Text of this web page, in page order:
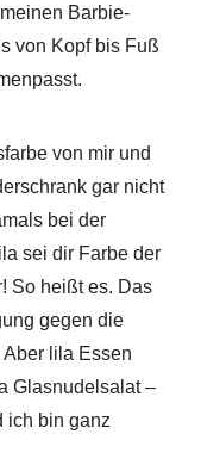
Barbie-
von Kopf bis Fuß
von mir und
gar nicht
bei der
sei dir Farbe der
So heißt es. Das
gegen die
lila Essen
Glasnudelsalat –
ich bin ganz